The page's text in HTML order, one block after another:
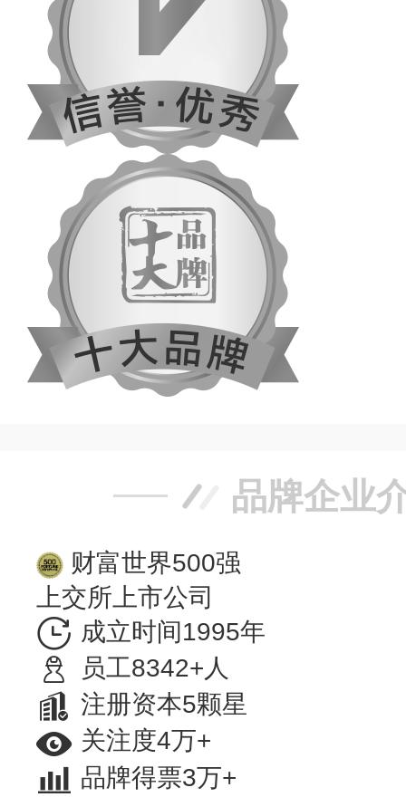
品牌企业
财富世界500强
上交所上市公司
成立时间1995年
员工8342+人
注册资本5颗星
关注度4万+
品牌得票3万+